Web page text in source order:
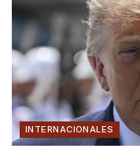
INTERNACIONALES